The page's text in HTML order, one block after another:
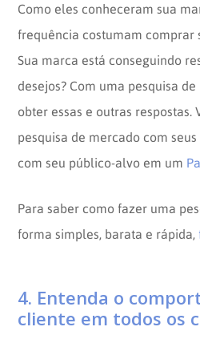
Como eles conheceram sua
frequência costumam comprar
Sua marca está conseguindo
desejos? Com uma pesquisa
obter essas e outras respostas.
pesquisa de mercado com
com seu público-alvo em um
Para saber como fazer uma
forma simples, barata e rápida,
4. Entenda o
cliente em todos os